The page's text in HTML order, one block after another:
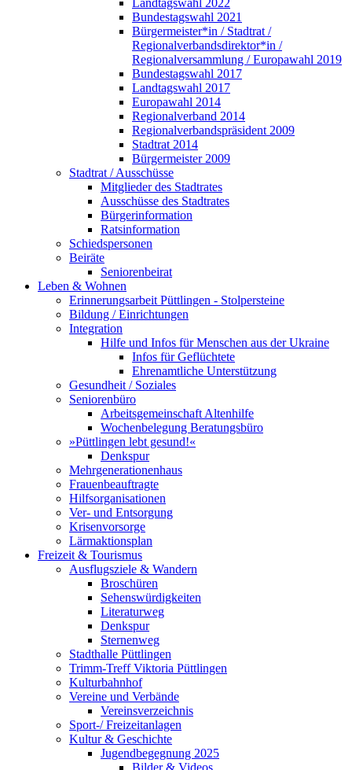
Bundestagswahl 2021
Bürgermeister*in / Stadtrat /
Regionalverbandsdirektor*in /
Regionalversammlung / Europawahl 2019
Bundestagswahl 2017
Landtagswahl 2017
Europawahl 2014
Regionalverband 2014
Regionalverbandspräsident 2009
Stadtrat 2014
Bürgermeister 2009
Stadtrat / Ausschüsse
Mitglieder des Stadtrates
Ausschüsse des Stadtrates
Bürgerinformation
Ratsinformation
Schiedspersonen
Beiräte
Seniorenbeirat
Leben & Wohnen
Erinnerungsarbeit Püttlingen - Stolpersteine
Bildung / Einrichtungen
Integration
Hilfe und Infos für Menschen aus der Ukraine
Infos für Geflüchtete
Ehrenamtliche Unterstützung
Gesundheit / Soziales
Seniorenbüro
Arbeitsgemeinschaft Altenhilfe
Wochenbelegung Beratungsbüro
»Püttlingen lebt gesund!«
Denkspur
Mehrgenerationenhaus
Frauenbeauftragte
Hilfsorganisationen
Ver- und Entsorgung
Krisenvorsorge
Lärmaktionsplan
Freizeit & Tourismus
Ausflugsziele & Wandern
Broschüren
Sehenswürdigkeiten
Literaturweg
Denkspur
Sternenweg
Stadthalle Püttlingen
Trimm-Treff Viktoria Püttlingen
Kulturbahnhof
Vereine und Verbände
Vereinsverzeichnis
Sport-/ Freizeitanlagen
Kultur & Geschichte
Jugendbegegnung 2025
Bilder & Videos